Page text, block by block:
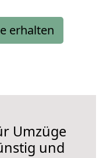
erhalten
Umzüge
und